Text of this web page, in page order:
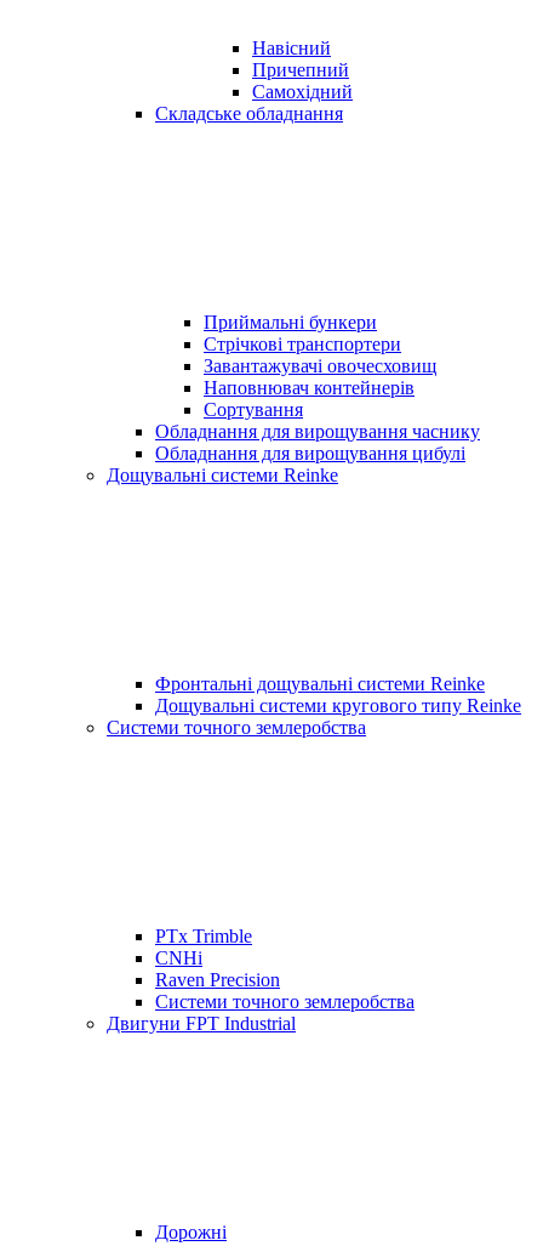
Навісний
Причепний
Самохідний
Складське обладнання
Приймальні бункери
Стрічкові транспортери
Завантажувачі овочесховищ
Наповнювач контейнерів
Сортування
Обладнання для вирощування часнику
Обладнання для вирощування цибулі
Дощувальні системи Reinke
Фронтальні дощувальні системи Reinke
Дощувальні системи кругового типу Reinke
Системи точного землеробства
PTx Trimble
CNHi
Raven Precision
Системи точного землеробства
Двигуни FPT Industrial
Дорожні